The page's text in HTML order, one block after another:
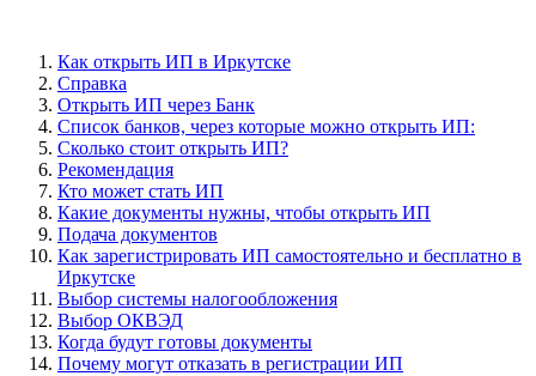
Как открыть ИП в Иркутске
Справка
Открыть ИП через Банк
Cписок банков, через которые можно открыть ИП:
Сколько стоит открыть ИП?
Рекомендация
Кто может стать ИП
Какие документы нужны, чтобы открыть ИП
Подача документов
Как зарегистрировать ИП самостоятельно и бесплатно в
Иркутске
Выбор системы налогообложения
Выбор ОКВЭД
Когда будут готовы документы
Почему могут отказать в регистрации ИП